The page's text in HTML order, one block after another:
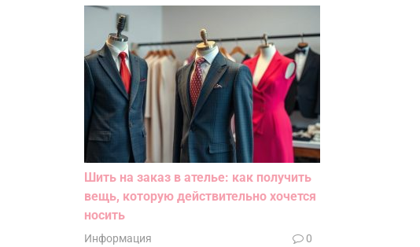
Шить на заказ в ателье: как получить
вещь, которую действительно хочется
носить
Информация 0